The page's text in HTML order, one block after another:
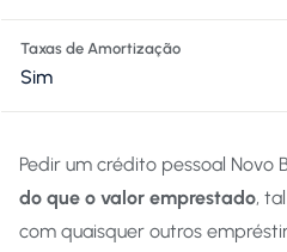
Taxas de Amortização
Sim
Pedir um crédito pessoal Novo
do que o valor emprestado,
com quaisquer outros